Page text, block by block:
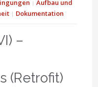
Aufbau und
Dokumentation
–
(Retrofit)